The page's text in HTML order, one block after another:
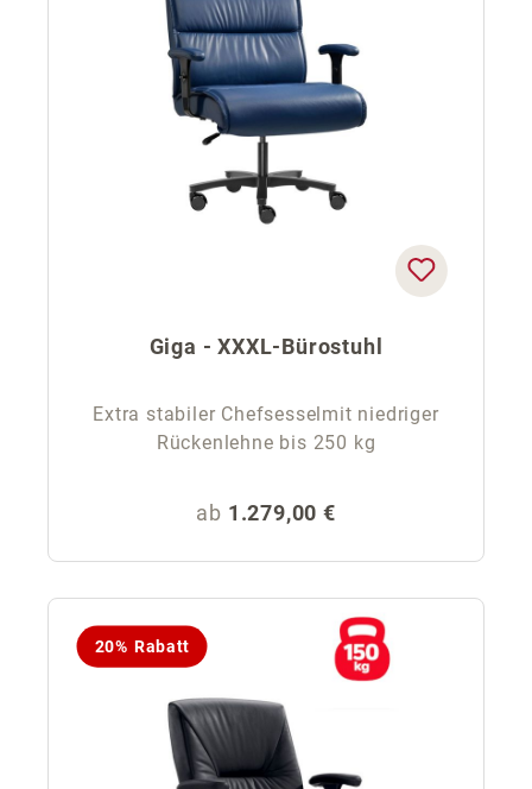
Giga - XXXL-Bürostuhl
Extra stabiler Chefsesselmit niedriger
Rückenlehne bis 250 kg
Regulärer Preis:
ab 1.279,00 €
20% Rabatt